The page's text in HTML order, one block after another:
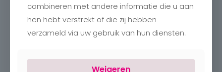
info@charlottebilzen.be
combineren met andere informatie die u aan
hen hebt verstrekt of die zij hebben
verzameld via uw gebruik van hun diensten.
Weigeren